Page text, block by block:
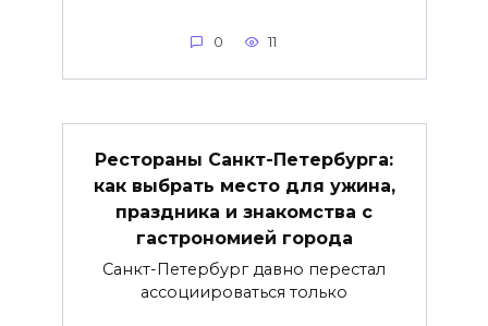
0 11
Рестораны Санкт-Петербурга:
как выбрать место для ужина,
праздника и знакомства с
гастрономией города
Санкт-Петербург давно перестал
ассоциироваться только